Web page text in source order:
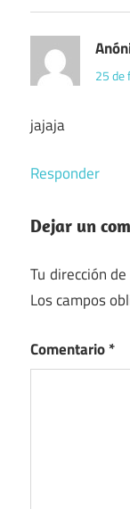
25 de
jajaja
Responder
Dejar un
Tu dirección
Los campos
Comentario*